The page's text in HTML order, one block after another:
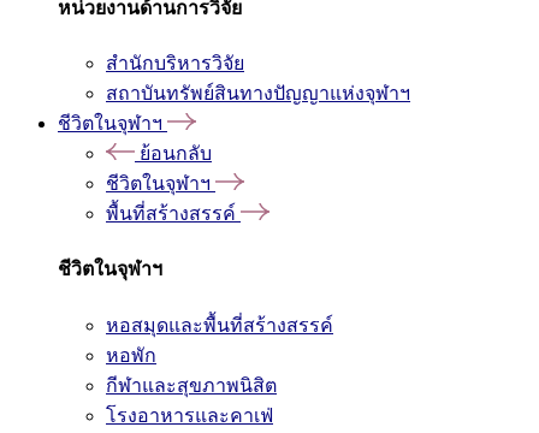
หน่วยงานด้านการวิจัย
สำนักบริหารวิจัย
สถาบันทรัพย์สินทางปัญญาแห่งจุฬาฯ
ชีวิตในจุฬาฯ
ย้อนกลับ
ชีวิตในจุฬาฯ
พื้นที่สร้างสรรค์
ชีวิตในจุฬาฯ
หอสมุดและพื้นที่สร้างสรรค์
หอพัก
กีฬาและสุขภาพนิสิต
โรงอาหารและคาเฟ่